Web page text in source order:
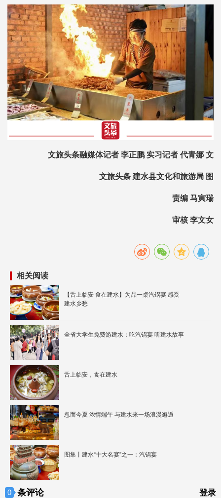
文旅头条融媒体记者 李正鹏 实习记者 代青娜 文
文旅头条 建水县文化和旅游局 图
责编 马寅瑞
审核 李文女
相关阅读
【舌上临安 食在建水】为品一桌汽锅宴 感受
建水乡愁
全省大学生免费游建水：吃汽锅宴 听建水故事
舌上临安，食在建水
忽而今夏 浓情端午 与建水来一场浪漫邂逅
图集丨建水“十大名宴”之一：汽锅宴
0 条评论 登录